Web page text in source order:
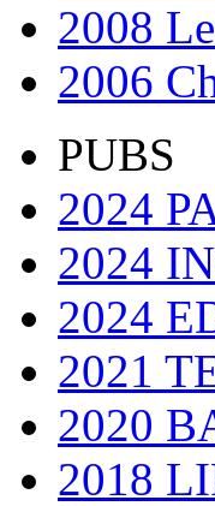
2008
2006
PUBS
2024
2024
2024
2021
2020
2018